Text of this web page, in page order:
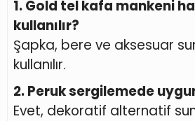
1. Gold tel kafa mankeni
kullanılır?
Şapka, bere ve aksesuar
kullanılır.
2. Peruk sergilemede
Evet, dekoratif alternatif